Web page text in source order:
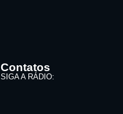
Contatos
SIGA A RÁDIO: